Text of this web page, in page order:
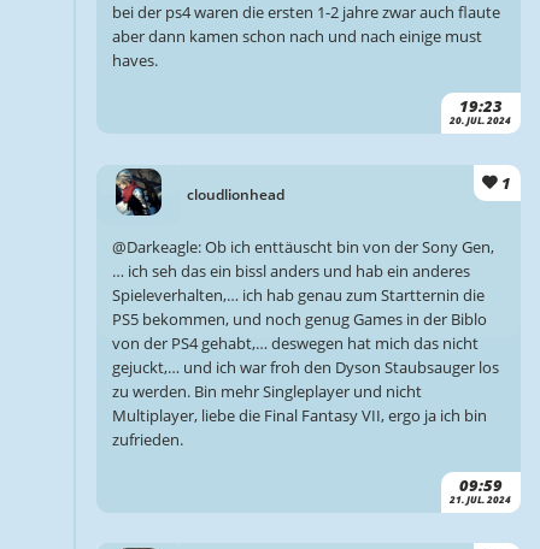
19:23
20. JUL. 2024
bei der ps4 waren die ersten 1-2 jahre zwar auch flaute
aber dann kamen schon nach und nach einige must
haves.
cloudlionhead
1
09:59
21. JUL. 2024
@Darkeagle: Ob ich enttäuscht bin von der Sony Gen,
… ich seh das ein bissl anders und hab ein anderes
Spieleverhalten,… ich hab genau zum Startternin die
PS5 bekommen, und noch genug Games in der Biblo
von der PS4 gehabt,… deswegen hat mich das nicht
gejuckt,… und ich war froh den Dyson Staubsauger los
zu werden. Bin mehr Singleplayer und nicht
Multiplayer, liebe die Final Fantasy VII, ergo ja ich bin
zufrieden.